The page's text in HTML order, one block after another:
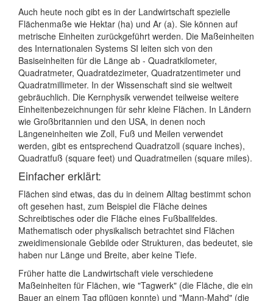
Auch heute noch gibt es in der Landwirtschaft spezielle
Flächenmaße wie Hektar (ha) und Ar (a). Sie können auf
metrische Einheiten zurückgeführt werden. Die Maßeinheiten
des Internationalen Systems SI leiten sich von den
Basiseinheiten für die Länge ab - Quadratkilometer,
Quadratmeter, Quadratdezimeter, Quadratzentimeter und
Quadratmillimeter. In der Wissenschaft sind sie weltweit
gebräuchlich. Die Kernphysik verwendet teilweise weitere
Einheitenbezeichnungen für sehr kleine Flächen. In Ländern
wie Großbritannien und den USA, in denen noch
Längeneinheiten wie Zoll, Fuß und Meilen verwendet
werden, gibt es entsprechend Quadratzoll (square inches),
Quadratfuß (square feet) und Quadratmeilen (square miles).
Einfacher erklärt:
Flächen sind etwas, das du in deinem Alltag bestimmt schon
oft gesehen hast, zum Beispiel die Fläche deines
Schreibtisches oder die Fläche eines Fußballfeldes.
Mathematisch oder physikalisch betrachtet sind Flächen
zweidimensionale Gebilde oder Strukturen, das bedeutet, sie
haben nur Länge und Breite, aber keine Tiefe.
Früher hatte die Landwirtschaft viele verschiedene
Maßeinheiten für Flächen, wie "Tagwerk" (die Fläche, die ein
Bauer an einem Tag pflügen konnte) und "Mann-Mahd" (die